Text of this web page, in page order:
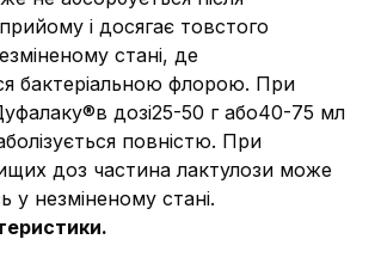
і досягає товстого
стані, де
бактеріальною флорою. При
дозі25-50 г або40-75 мл
повністю. При
доз частина лактулози може
у незміненому стані.